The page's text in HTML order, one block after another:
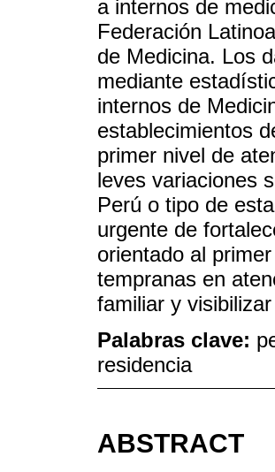
a internos de
Federación
de Medicina. Los
mediante
internos de
establecimientos
primer nivel de
leves variaciones
Perú o tipo de
urgente de
orientado al
tempranas en
familiar y
Palabras clave:
residencia
ABSTRACT